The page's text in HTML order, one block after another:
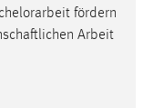
fördern
Arbeit